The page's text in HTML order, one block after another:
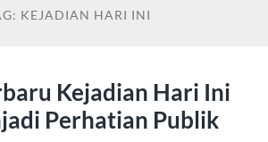
KEJADIAN HARI INI
Kejadian Hari Ini
Perhatian Publik